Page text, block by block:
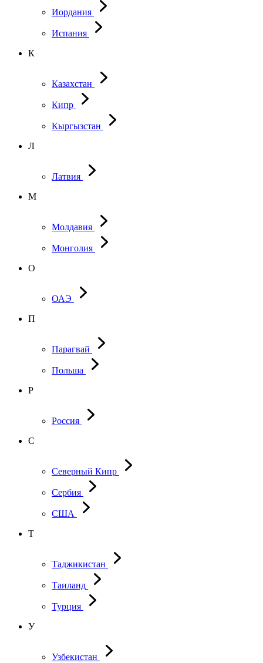
Иордания
Испания
К
Казахстан
Кипр
Кыргызстан
Л
Латвия
М
Молдавия
Монголия
О
ОАЭ
П
Парагвай
Польша
Р
Россия
С
Северный Кипр
Сербия
США
Т
Таджикистан
Таиланд
Турция
У
Узбекистан